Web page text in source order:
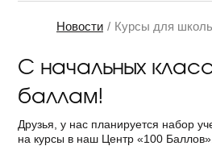
Новости Курсы для
С начальных
баллам!
Друзья, у нас планируется набор
на курсы в наш Центр «100